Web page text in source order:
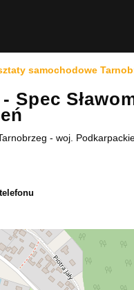
samochodowe
Spec
- woj.